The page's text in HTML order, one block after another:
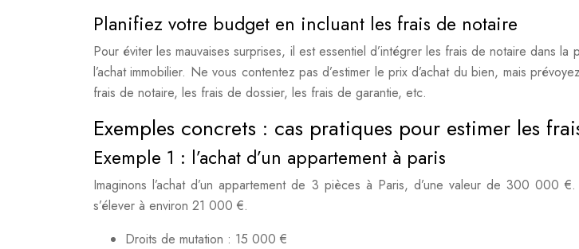
Planifiez votre budget en incluant les frais de notaire
Pour éviter les mauvaises surprises, il est essentiel d’intégrer les frais de notaire dans
l’achat immobilier. Ne vous contentez pas d’estimer le prix d’achat du bien, mais
frais de notaire, les frais de dossier, les frais de garantie, etc.
Exemples concrets : cas pratiques pour estimer les
Exemple 1 : l’achat d’un appartement à paris
Imaginons l’achat d’un appartement de 3 pièces à Paris, d’une valeur de 300 000
s’élever à environ 21 000 €.
Droits de mutation : 15 000 €